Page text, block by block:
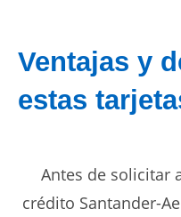
Ventajas y
estas
Antes de solicitar
crédito Santander-